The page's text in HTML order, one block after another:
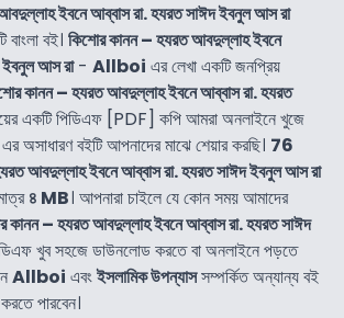
ইবনে আব্বাস রা. হযরত সাঈদ ইবনুল আস রা
বই। কিশোর কানন – হযরত আবদুল্লাহ ইবনে
ইবনুল আস রা- Allboi এর লেখা একটি জনপ্রিয়
কানন – হযরত আবদুল্লাহ ইবনে আব্বাস রা. হযরত
একটি পিডিএফ [PDF] কপি আমরা অনলাইনে খুজে
এর অসাধারণ বইটি আপনাদের মাঝে শেয়ার করছি। 76
আবদুল্লাহ ইবনে আব্বাস রা. হযরত সাঈদ ইবনুল আস রা
৪ MB। আপনারা চাইলে যে কোন সময় আমাদের
কানন – হযরত আবদুল্লাহ ইবনে আব্বাস রা. হযরত সাঈদ
খুব সহজে ডাউনলোড করতে বা অনলাইনে পড়তে
Allboi এবংইসলামিক উপন্যাসসম্পর্কিত অন্যান্য বই
পারবেন।